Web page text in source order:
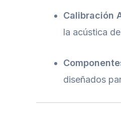
Calibración
la acústica
diseñados